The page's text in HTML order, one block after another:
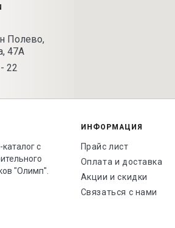
Полево,
47А
22
с
"Олимп".
ИНФОРМАЦИЯ
Прайс лист
Оплата и доставка
Акции и скидки
Связаться с нами